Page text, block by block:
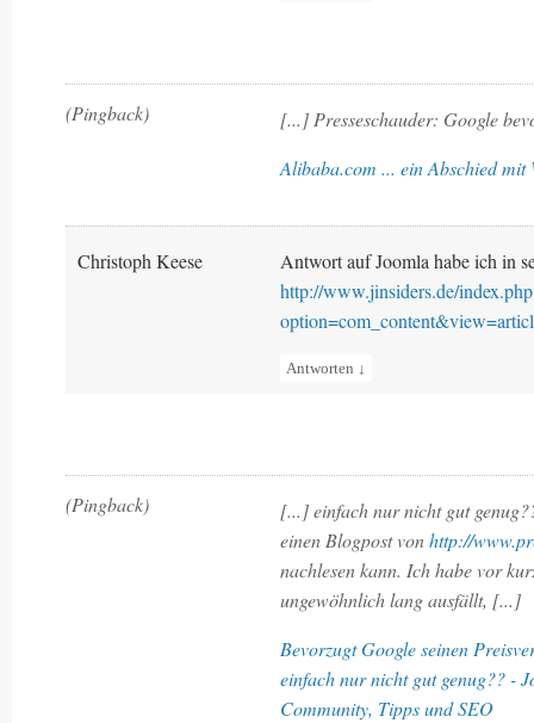
(Pingback)
[...] Presseschauder: Google
Alibaba.com ... ein Abschied mit
Christoph Keese
Antwort auf Joomla habe ich in
http://www.jinsiders.de/
Antworten ↓
(Pingback)
[...] einfach nur nicht gut
einen Blogpost vonhttp://
nachlesen kann. Ich habe vor
ungewöhnlich lang ausfällt, [...]
Bevorzugt Google seinen
einfach nur nicht gut genug?? -
Community, Tipps und SEO